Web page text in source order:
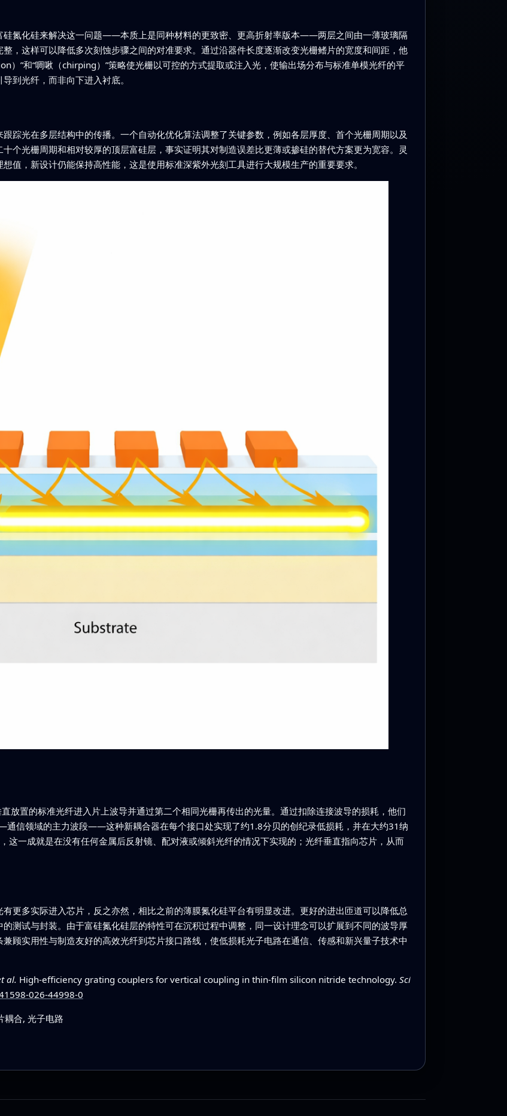
硅氮化硅来解决这一问题——本质上是同种材料的更致密、更高折射率版本——两层之间由一薄玻璃隔
，这样可以降低多次刻蚀步骤之间的对准要求。通过沿器件长度逐渐改变光栅鳍片的宽度和间距，他
）”和“啁啾（chirping）”策略使光栅以可控的方式提取或注入光，使输出场分布与标准单模光纤的平
到光纤，而非向下进入衬底。
踪光在多层结构中的传播。一个自动化优化算法调整了关键参数，例如各层厚度、首个光栅周期以及
个光栅周期和相对较厚的顶层富硅层，事实证明其对制造误差比更薄或掺硅的替代方案更为宽容。灵
值，新设计仍能保持高性能，这是使用标准深紫外光刻工具进行大规模生产的重要要求。
放置的标准光纤进入片上波导并通过第二个相同光栅再传出的光量。通过扣除连接波导的损耗，他们
信领域的主力波段——这种新耦合器在每个接口处实现了约1.8分贝的创纪录低损耗，并在大约31纳
这一成就是在没有任何金属后反射镜、配对液或倾斜光纤的情况下实现的；光纤垂直指向芯片，从而
更多实际进入芯片，反之亦然，相比之前的薄膜氮化硅平台有明显改进。更好的进出匝道可以降低总
测试与封装。由于富硅氮化硅层的特性可在沉积过程中调整，同一设计理念可以扩展到不同的波导厚
顾实用性与制造友好的高效光纤到芯片接口路线，使低损耗光子电路在通信、传感和新兴量子技术中
al. High-efficiency grating couplers for vertical coupling in thin-film silicon nitride technology. Sci
026-44998-0
耦合, 光子电路